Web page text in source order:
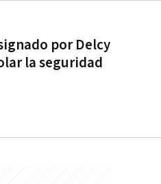
por Delcy
la seguridad